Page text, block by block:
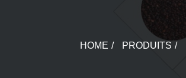
HOME PRODUITS